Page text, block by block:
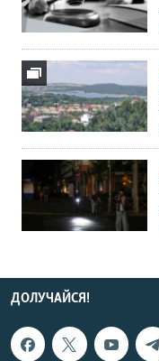
ДОЛУЧАЙСЯ!